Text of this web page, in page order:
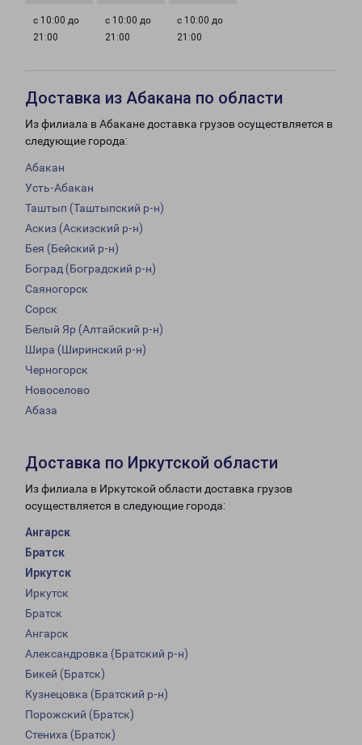
с 10:00 до
21:00
с 10:00 до
21:00
с 10:00 до
21:00
Доставка из Абакана по области
Из филиала в Абакане доставка грузов осуществляется в
следующие города:
Абакан
Усть-Абакан
Таштып (Таштыпский р-н)
Аскиз (Аскизский р-н)
Бея (Бейский р-н)
Боград (Боградский р-н)
Саяногорск
Сорск
Белый Яр (Алтайский р-н)
Шира (Ширинский р-н)
Черногорск
Новоселово
Абаза
Доставка по Иркутской области
Из филиала в Иркутской области доставка грузов
осуществляется в следующие города:
Ангарск
Братск
Иркутск
Иркутск
Братск
Ангарск
Александровка (Братский р-н)
Бикей (Братск)
Кузнецовка (Братский р-н)
Порожский (Братск)
Стениха (Братск)